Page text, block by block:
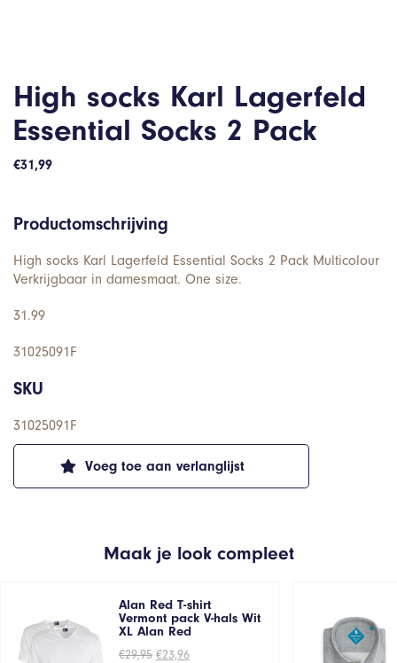
High socks Karl Lagerfeld
Essential Socks 2 Pack
€31,99
Voeg toe aan verlanglijst
Productomschrijving
High socks Karl Lagerfeld Essential Socks 2 Pack Multicolour
Verkrijgbaar in damesmaat. One size.
31.99
31025091F
SKU
31025091F
Maak je look compleet
Alan Red T-shirt
Vermont pack V-hals Wit
XL Alan Red
€29,95 Oorspronkelijke
€23,96Huidige